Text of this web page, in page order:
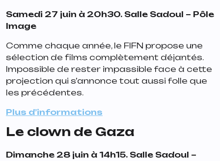
Samedi 27 juin à 20h30. Salle Sadoul – Pôle
Image
Comme chaque année, le FIFN propose une
sélection de films complètement déjantés.
Impossible de rester impassible face à cette
projection qui s’annonce tout aussi folle que
les précédentes.
Plus d’informations
Le clown de Gaza
Dimanche 28 juin à 14h15. Salle Sadoul –